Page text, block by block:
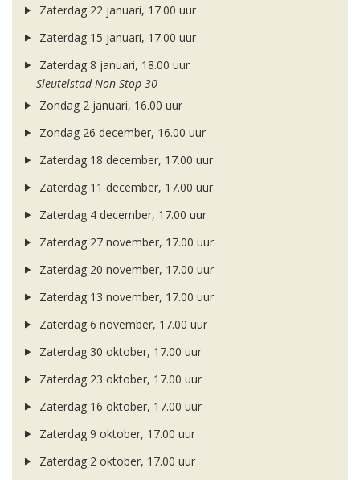
Zaterdag 22 januari, 17.00 uur
Zaterdag 15 januari, 17.00 uur
Zaterdag 8 januari, 18.00 uur
Sleutelstad Non-Stop 30
Zondag 2 januari, 16.00 uur
Zondag 26 december, 16.00 uur
Zaterdag 18 december, 17.00 uur
Zaterdag 11 december, 17.00 uur
Zaterdag 4 december, 17.00 uur
Zaterdag 27 november, 17.00 uur
Zaterdag 20 november, 17.00 uur
Zaterdag 13 november, 17.00 uur
Zaterdag 6 november, 17.00 uur
Zaterdag 30 oktober, 17.00 uur
Zaterdag 23 oktober, 17.00 uur
Zaterdag 16 oktober, 17.00 uur
Zaterdag 9 oktober, 17.00 uur
Zaterdag 2 oktober, 17.00 uur